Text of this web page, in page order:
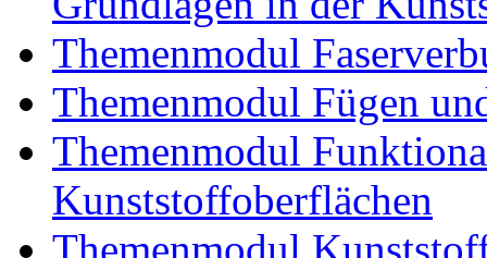
Themenmodul
Themenmodul Fügen
Themenmodul
Kunststoffoberflächen
Themenmodul